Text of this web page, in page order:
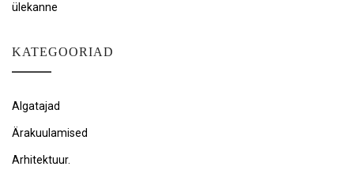
ülekanne
KATEGOORIAD
Algatajad
Ärakuulamised
Arhitektuur.